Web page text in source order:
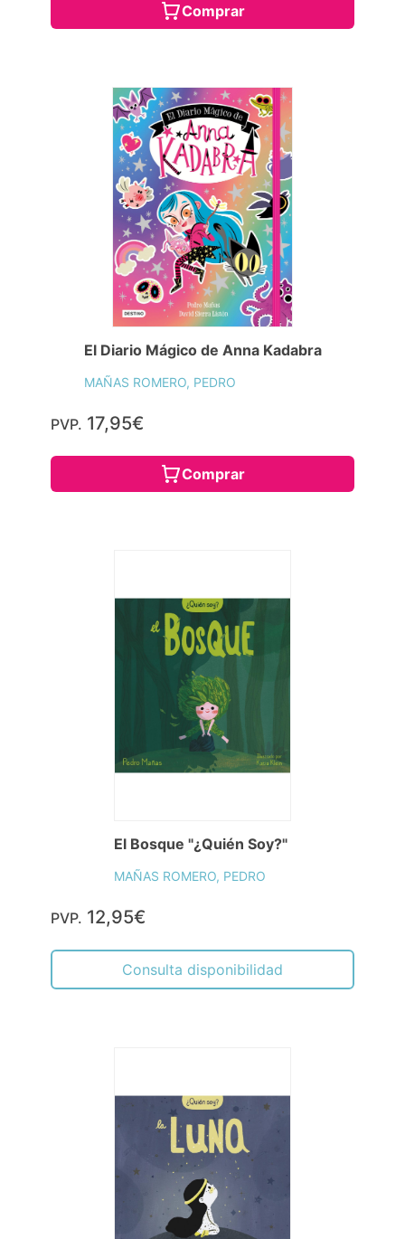
Comprar
El Diario Mágico de Anna Kadabra
MAÑAS ROMERO, PEDRO
PVP. 17,95€
Comprar
El Bosque "¿Quién Soy?"
MAÑAS ROMERO, PEDRO
PVP. 12,95€
Consulta disponibilidad